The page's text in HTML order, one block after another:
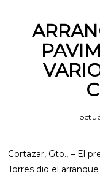
Cortazar, Gto., – El
Torres dio el